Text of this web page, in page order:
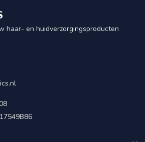
haar- en huidverzorgingsproducten